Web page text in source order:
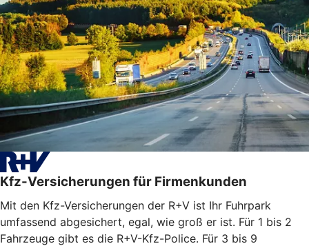
Kfz-Versicherungen für Firmenkunden
Mit den Kfz-Versicherungen der R+V ist Ihr Fuhrpark
umfassend abgesichert, egal, wie groß er ist. Für 1 bis 2
Fahrzeuge gibt es die R+V-Kfz-Police. Für 3 bis 9